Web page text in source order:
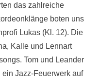
das zahlreiche
boten uns
Lukas (Kl. 12). Die
Kalle und Lennart
Tom und Leander
Jazz-Feuerwerk auf